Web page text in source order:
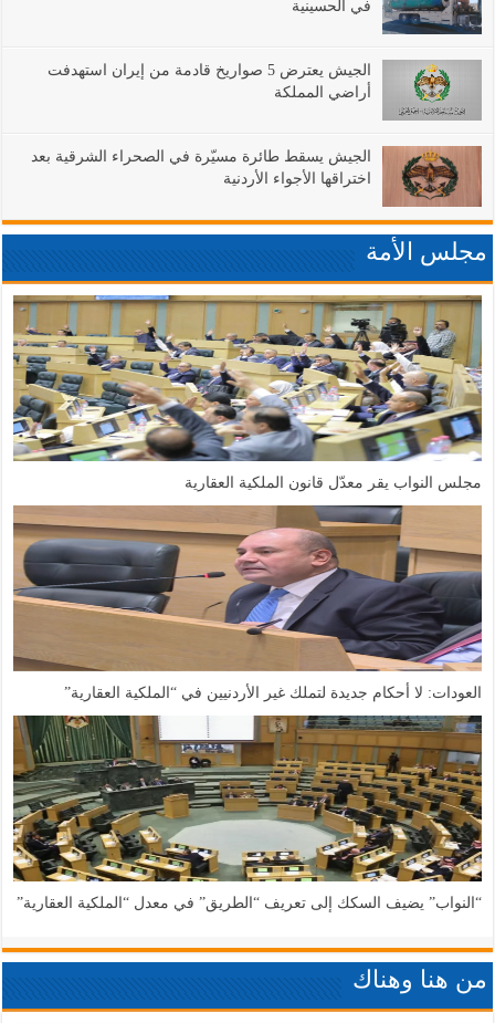
في الحسينية
الجيش يعترض 5 صواريخ قادمة من إيران استهدفت
أراضي المملكة
الجيش يسقط طائرة مسيّرة في الصحراء الشرقية بعد
اختراقها الأجواء الأردنية
مجلس الأمة
مجلس النواب يقر معدّل قانون الملكية العقارية
العودات: لا أحكام جديدة لتملك غير الأردنيين في “الملكية العقارية”
“النواب” يضيف السكك إلى تعريف “الطريق” في معدل “الملكية العقارية”
من هنا وهناك